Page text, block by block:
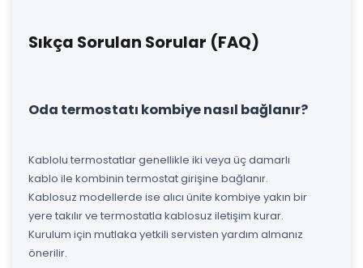
Sıkça Sorulan Sorular (FAQ)
Oda termostatı kombiye nasıl bağlanır?
Kablolu termostatlar genellikle iki veya üç damarlı
kablo ile kombinin termostat girişine bağlanır.
Kablosuz modellerde ise alıcı ünite kombiye yakın bir
yere takılır ve termostatla kablosuz iletişim kurar.
Kurulum için mutlaka yetkili servisten yardım almanız
önerilir.